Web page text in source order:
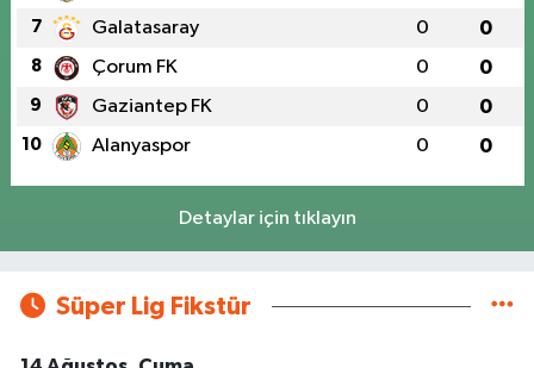
7 Galatasaray 0 0
8 Çorum FK 0 0
9 Gaziantep FK 0 0
10 Alanyaspor 0 0
Detaylar için tıklayın
Süper Lig Fikstür